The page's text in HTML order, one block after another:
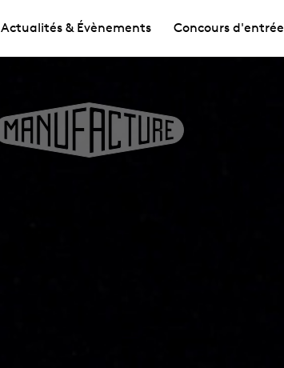
Actualités & Évènements Concours d'entrée